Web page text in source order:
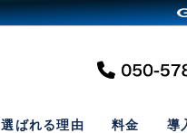
選ばれる理由 料金 導